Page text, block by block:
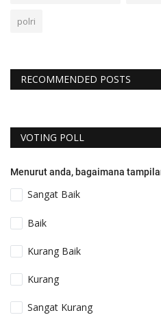
polri
RECOMMENDED POSTS
VOTING POLL
Menurut anda, bagaimana
Sangat Baik
Baik
Kurang Baik
Kurang
Sangat Kurang